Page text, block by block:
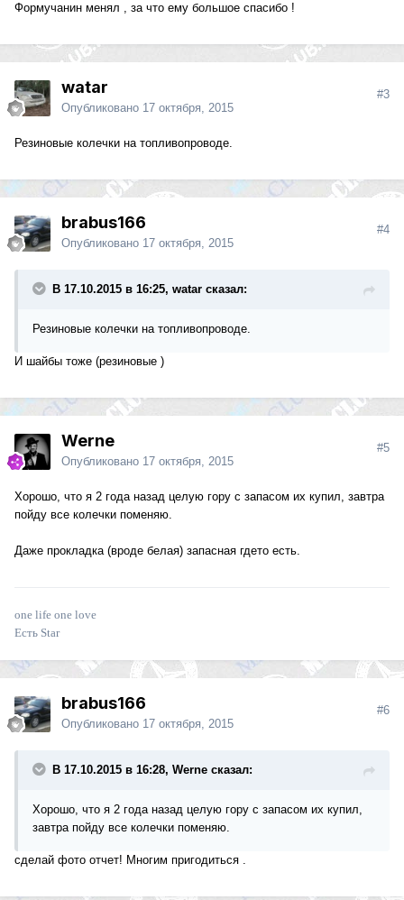
Формучанин менял , за что ему большое спасибо !
watar
Опубликовано 17 октября, 2015
#3
Резиновые колечки на топливопроводе.
brabus166
Опубликовано 17 октября, 2015
#4
В 17.10.2015 в 16:25, watar сказал:
Резиновые колечки на топливопроводе.
И шайбы тоже (резиновые )
Werne
Опубликовано 17 октября, 2015
#5
Хорошо, что я 2 года назад целую гору с запасом их купил, завтра
пойду все колечки поменяю.
Даже прокладка (вроде белая) запасная гдето есть.
one life one love
Есть Star
brabus166
Опубликовано 17 октября, 2015
#6
В 17.10.2015 в 16:28, Werne сказал:
Хорошо, что я 2 года назад целую гору с запасом их купил,
завтра пойду все колечки поменяю.
сделай фото отчет! Многим пригодиться .